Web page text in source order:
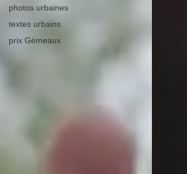
photos urbaines
textes urbains
prix Gémeaux